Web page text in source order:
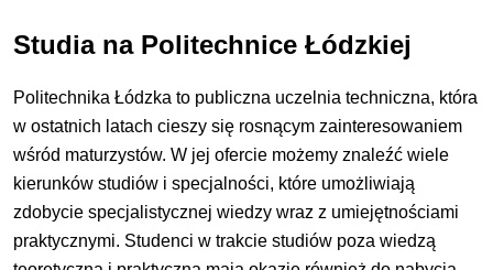
Studia na Politechnice Łódzkiej
Politechnika Łódzka to publiczna uczelnia techniczna, która
w ostatnich latach cieszy się rosnącym zainteresowaniem
wśród maturzystów. W jej ofercie możemy znaleźć wiele
kierunków studiów i specjalności, które umożliwiają
zdobycie specjalistycznej wiedzy wraz z umiejętnościami
praktycznymi. Studenci w trakcie studiów poza wiedzą